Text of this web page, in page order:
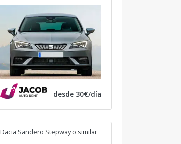
desde 30€/día
Dacia Sandero Stepwayo similar